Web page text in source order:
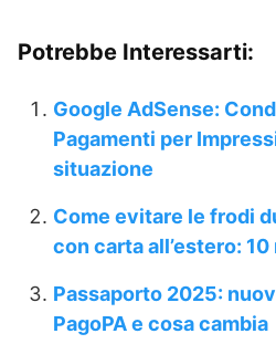
Potrebbe Interessarti:
Google AdSense:
Pagamenti per
situazione
Come evitare le frodi
con carta all’estero:
Passaporto 2025:
PagoPA e cosa cambia